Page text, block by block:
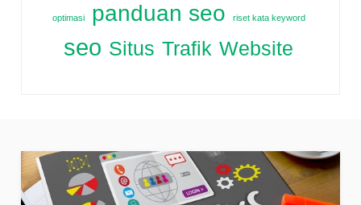
optimasi panduan seo riset kata keyword
seo Situs Trafik Website